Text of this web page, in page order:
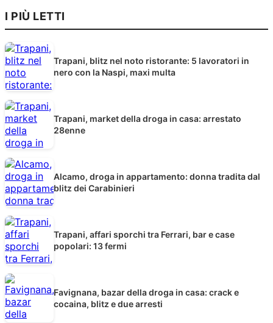
I PIÙ LETTI
Trapani, blitz nel noto ristorante: 5 lavoratori in
nero con la Naspi, maxi multa
Trapani, market della droga in casa: arrestato
28enne
Alcamo, droga in appartamento: donna tradita dal
blitz dei Carabinieri
Trapani, affari sporchi tra Ferrari, bar e case
popolari: 13 fermi
Favignana, bazar della droga in casa: crack e
cocaina, blitz e due arresti